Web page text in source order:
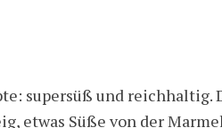
supersüß und reichhaltig.
etwas Süße von der